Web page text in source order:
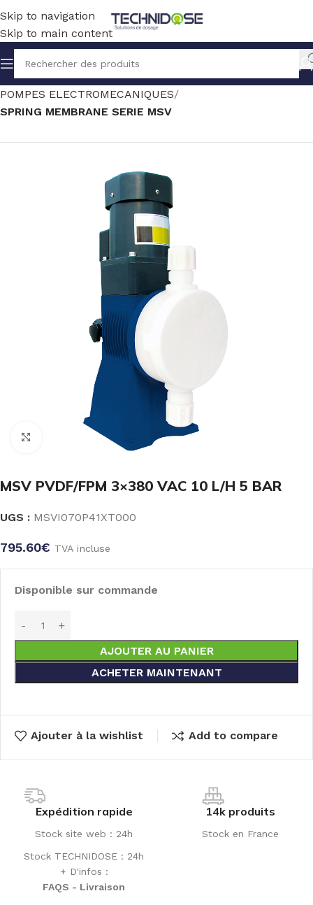
Skip to navigation
Skip to main content
Accueil TRAITEMENT EAU DOSAGE
POMPES ELECTROMECANIQUES
SPRING MEMBRANE SERIE MSV
Click to enlarge
MSV PVDF/FPM 3×380 VAC 10 L/H 5 BAR
UGS : MSVI070P41XT000
795.60€ TVA incluse
Disponible sur commande
AJOUTER AU PANIER
ACHETER MAINTENANT
Ajouter à la wishlist Add to compare
Expédition rapide
Stock site web : 24h
Stock TECHNIDOSE : 24h
+ D'infos :
FAQS - Livraison
14k produits
Stock en France